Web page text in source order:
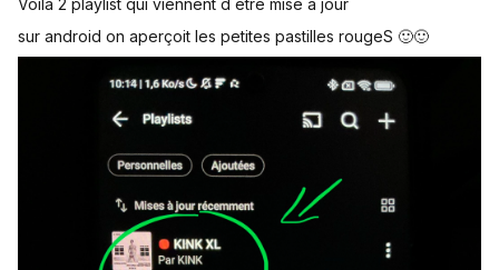
Voilà 2 playlist qui viennent d être mise à jour
sur android on aperçoit les petites pastilles rougeS 🙂🙂